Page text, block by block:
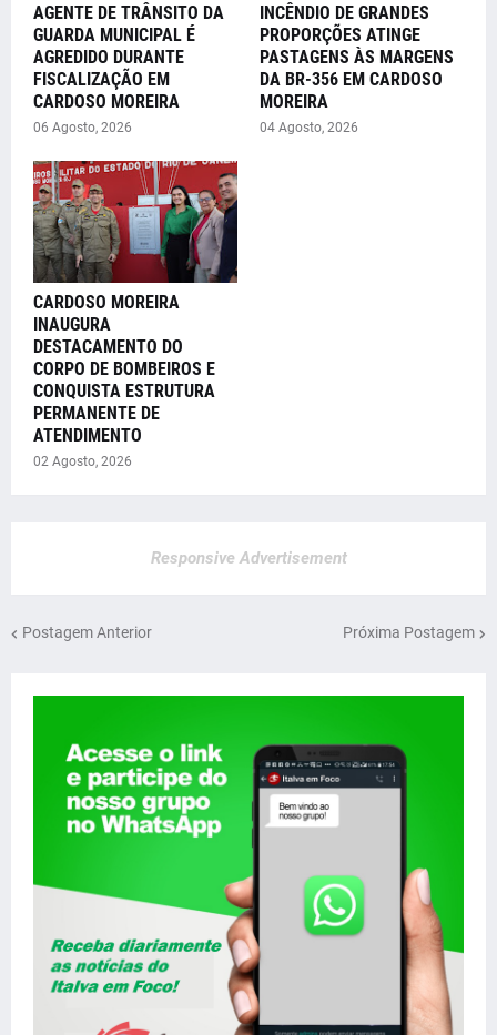
AGENTE DE TRÂNSITO DA
GUARDA MUNICIPAL É
AGREDIDO DURANTE
FISCALIZAÇÃO EM
CARDOSO MOREIRA
06 Agosto, 2026
INCÊNDIO DE GRANDES
PROPORÇÕES ATINGE
PASTAGENS ÀS MARGENS
DA BR-356 EM CARDOSO
MOREIRA
04 Agosto, 2026
CARDOSO MOREIRA
INAUGURA
DESTACAMENTO DO
CORPO DE BOMBEIROS E
CONQUISTA ESTRUTURA
PERMANENTE DE
ATENDIMENTO
02 Agosto, 2026
Responsive Advertisement
Postagem Anterior Próxima Postagem